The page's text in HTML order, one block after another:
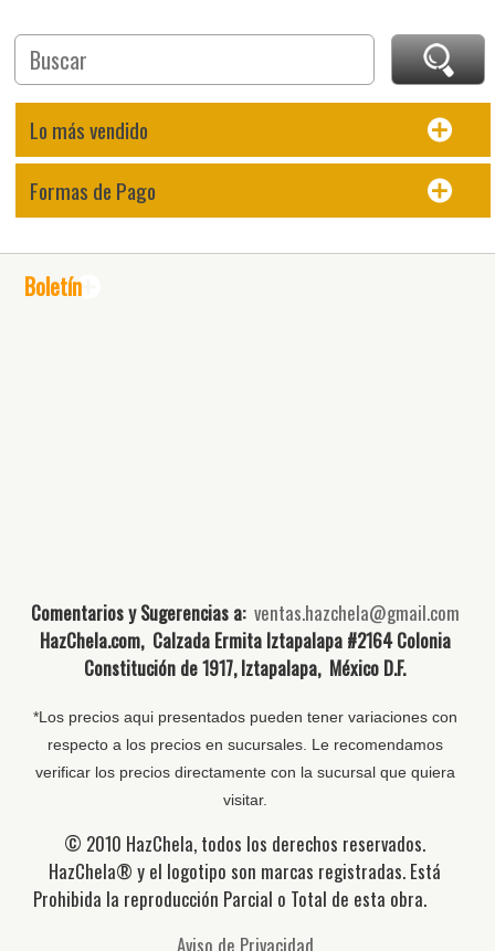
Lo más vendido
Formas de Pago
Boletín
Comentarios y Sugerencias a: ventas.hazchela@gmail.com
HazChela.com, Calzada Ermita Iztapalapa #2164 Colonia
Constitución de 1917, Iztapalapa, México D.F.
*Los precios aqui presentados pueden tener variaciones con
respecto a los precios en sucursales. Le recomendamos
verificar los precios directamente con la sucursal que quiera
visitar.
© 2010 HazChela, todos los derechos reservados.
HazChela® y el logotipo son marcas registradas. Está
Prohibida la reproducción Parcial o Total de esta obra.
Aviso de Privacidad